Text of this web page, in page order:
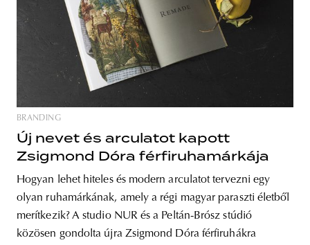
BRANDING
Új nevet és arculatot kapott
Zsigmond Dóra férfiruhamárkája
Hogyan lehet hiteles és modern arculatot tervezni egy
olyan ruhamárkának, amely a régi magyar paraszti életből
merítkezik? A studio NUR és a Peltán-Brósz stúdió
közösen gondolta újra Zsigmond Dóra férfiruhákra